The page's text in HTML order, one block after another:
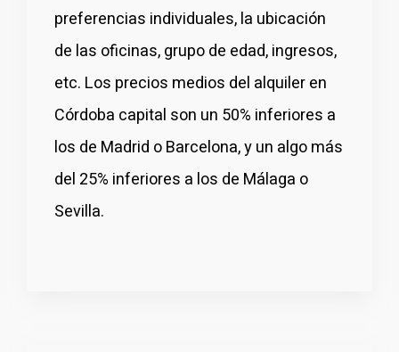
preferencias individuales, la ubicación
de las oficinas, grupo de edad, ingresos,
etc. Los precios medios del alquiler en
Córdoba capital son un 50% inferiores a
los de Madrid o Barcelona, y un algo más
del 25% inferiores a los de Málaga o
Sevilla.